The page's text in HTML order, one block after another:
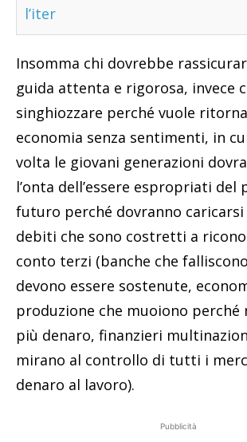
l’iter
Insomma chi dovrebbe
guida attenta e rigorosa, invece
singhiozzare perché vuole
economia senza sentimenti, in
volta le giovani generazioni
l’onta dell’essere espropriati del
futuro perché dovranno
debiti che sono costretti a
conto terzi (banche che
devono essere sostenute,
produzione che muoiono perché
più denaro, finanzieri
mirano al controllo di tutti i
denaro al lavoro).
Pubblicità